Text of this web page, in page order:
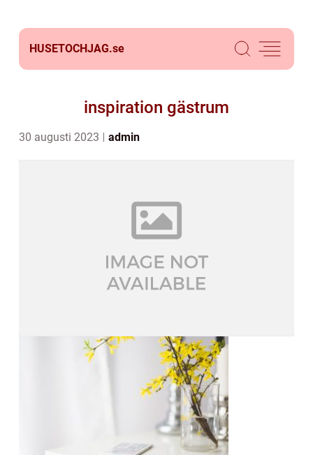
HUSETOCHJAG.se
inspiration gästrum
30 augusti 2023 admin